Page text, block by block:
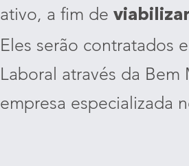
ativo, a fim de
Eles serão contratados
Laboral através da Bem
empresa especializada